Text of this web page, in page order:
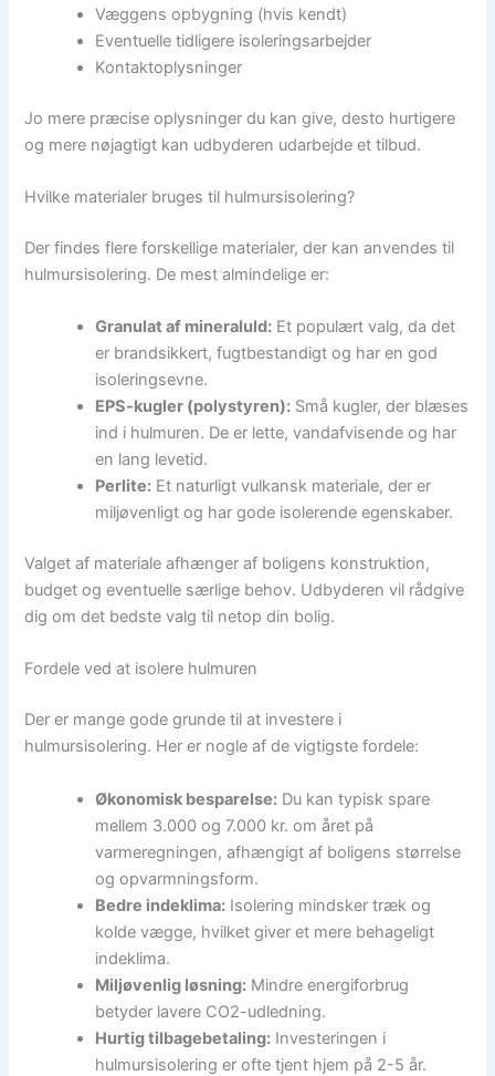
Væggens opbygning (hvis kendt)
Eventuelle tidligere isoleringsarbejder
Kontaktoplysninger
Jo mere præcise oplysninger du kan give, desto hurtigere
og mere nøjagtigt kan udbyderen udarbejde et tilbud.
Hvilke materialer bruges til hulmursisolering?
Der findes flere forskellige materialer, der kan anvendes til
hulmursisolering. De mest almindelige er:
Granulat af mineraluld: Et populært valg, da det
er brandsikkert, fugtbestandigt og har en god
isoleringsevne.
EPS-kugler (polystyren): Små kugler, der blæses
ind i hulmuren. De er lette, vandafvisende og har
en lang levetid.
Perlite: Et naturligt vulkansk materiale, der er
miljøvenligt og har gode isolerende egenskaber.
Valget af materiale afhænger af boligens konstruktion,
budget og eventuelle særlige behov. Udbyderen vil rådgive
dig om det bedste valg til netop din bolig.
Fordele ved at isolere hulmuren
Der er mange gode grunde til at investere i
hulmursisolering. Her er nogle af de vigtigste fordele:
Økonomisk besparelse: Du kan typisk spare
mellem 3.000 og 7.000 kr. om året på
varmeregningen, afhængigt af boligens størrelse
og opvarmningsform.
Bedre indeklima: Isolering mindsker træk og
kolde vægge, hvilket giver et mere behageligt
indeklima.
Miljøvenlig løsning: Mindre energiforbrug
betyder lavere CO2-udledning.
Hurtig tilbagebetaling: Investeringen i
hulmursisolering er ofte tjent hjem på 2-5 år.